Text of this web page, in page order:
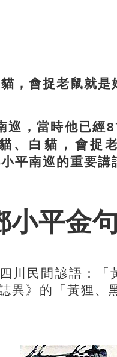
會捉老鼠就是
，當時他已經
、白貓，會捉
平南巡的重要講
小平金
民間諺語：「
異》的「黃狸、